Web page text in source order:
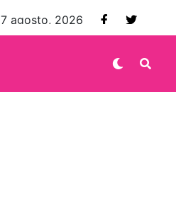
7 agosto, 2026